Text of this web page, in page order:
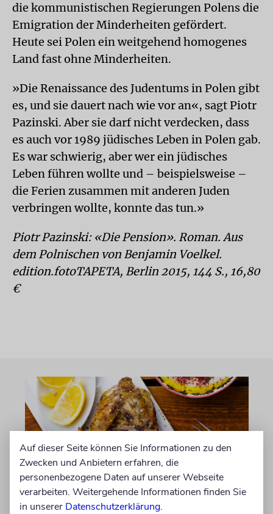
die kommunistischen Regierungen Polens die
Emigration der Minderheiten gefördert.
Heute sei Polen ein weitgehend homogenes
Land fast ohne Minderheiten.
»Die Renaissance des Judentums in Polen gibt
es, und sie dauert nach wie vor an«, sagt Piotr
Pazinski. Aber sie darf nicht verdecken, dass
es auch vor 1989 jüdisches Leben in Polen gab.
Es war schwierig, aber wer ein jüdisches
Leben führen wollte und – beispielsweise –
die Ferien zusammen mit anderen Juden
verbringen wollte, konnte das tun.»
Piotr Pazinski: «Die Pension». Roman. Aus
dem Polnischen von Benjamin Voelkel.
edition.fotoTAPETA, Berlin 2015, 144 S., 16,80
€
AUFGEGABELT
Auf dieser Seite können Sie Informationen zu den
Zwecken und Anbietern erfahren, die
personenbezogene Daten auf unserer Webseite
verarbeiten. Weitergehende Informationen finden Sie
in unserer Datenschutzerklärung.